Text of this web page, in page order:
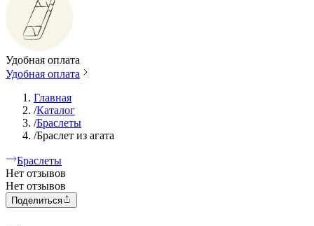
Удобная оплата
Удобная оплата
Главная
/Каталог
/Браслеты
/Браслет из агата
Браслеты
Нет отзывов
Нет отзывов
Поделиться